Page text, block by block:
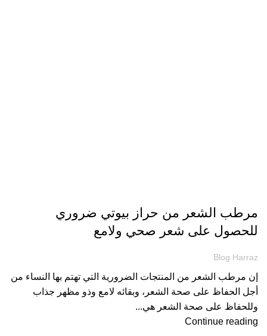
مرطب الشعر من حراز بيوتي ضروري
للحصول على شعر صحي ولامع
Blog Harraz
إن مرطب الشعر من المنتجات الضرورية التي تهتم بها النساء من
أجل الحفاظ على صحة الشعر، وبقائه لامع وذو مظهر جذاب
وللحفاظ على صحة الشعر هي...
Continue reading